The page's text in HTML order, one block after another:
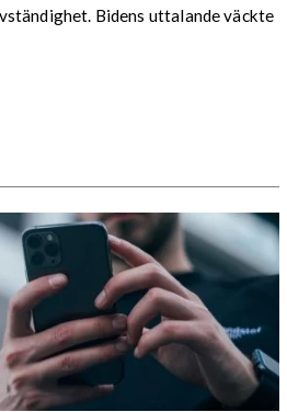
Bidens uttalande väckte